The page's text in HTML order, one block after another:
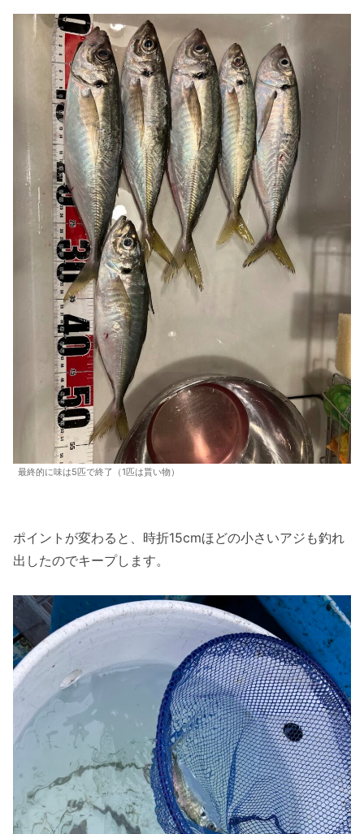
最終的に味は5匹で終了（1匹は貰い物）
ポイントが変わると、時折15cmほどの小さいアジも釣れ
出したのでキープします。